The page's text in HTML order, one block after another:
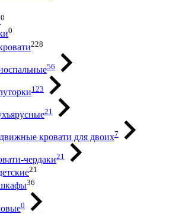
0
0
228
56
123
21
кровати для двоих7
чердаки21
21
36
0